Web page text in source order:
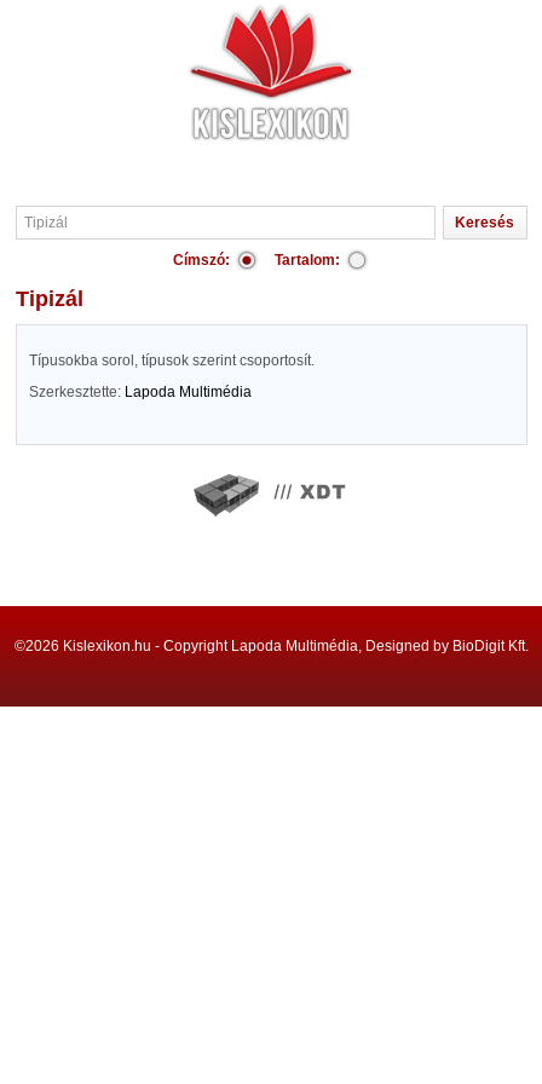
Címszó: Tartalom:
Tipizál
Típusokba sorol, típusok szerint csoportosít.
Szerkesztette: Lapoda Multimédia
©2026 Kislexikon.hu - Copyright Lapoda Multimédia, Designed by BioDigit Kft.